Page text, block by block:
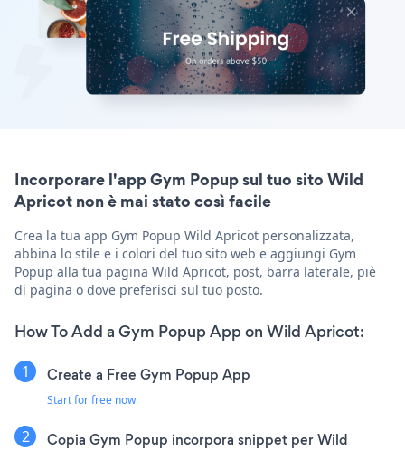
Incorporare l'app Gym Popup sul tuo sito Wild
Apricot non è mai stato così facile
Crea la tua app Gym Popup Wild Apricot personalizzata,
abbina lo stile e i colori del tuo sito web e aggiungi Gym
Popup alla tua pagina Wild Apricot, post, barra laterale, piè
di pagina o dove preferisci sul tuo posto.
How To Add a Gym Popup App on Wild Apricot:
Create a Free Gym Popup App
Start for free now
Copia Gym Popup incorpora snippet per Wild